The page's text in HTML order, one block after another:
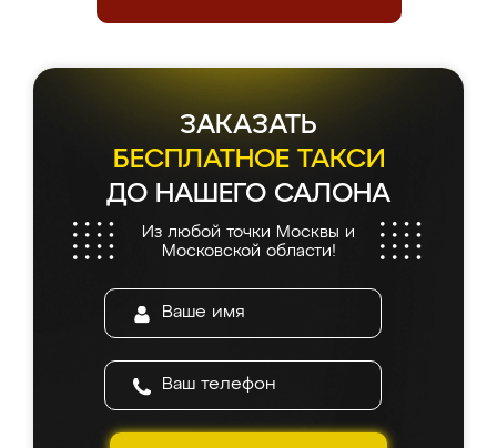
ЗАКАЗАТЬ
БЕСПЛАТНОЕ ТАКСИ
ДО НАШЕГО САЛОНА
Из любой точки Москвы и
Московской области!